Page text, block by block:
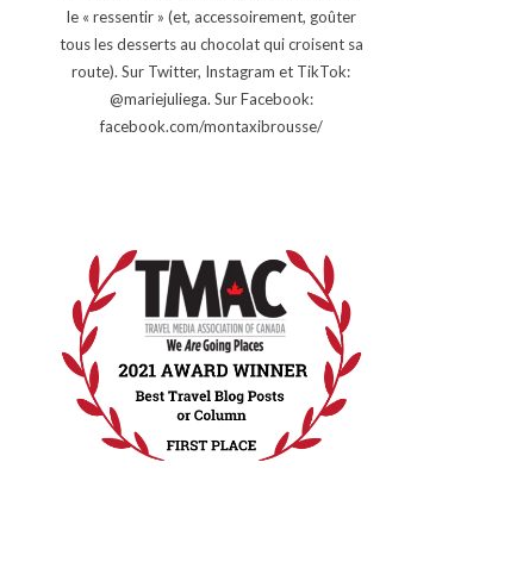
le « ressentir » (et, accessoirement, goûter
tous les desserts au chocolat qui croisent sa
route). Sur Twitter, Instagram et TikTok:
@mariejuliega. Sur Facebook:
facebook.com/montaxibrousse/